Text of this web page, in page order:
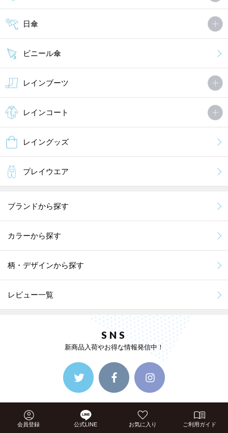
日傘
ビニール傘
レインブーツ
レインコート
レイングッズ
プレイウエア
ブランドから探す
カラーから探す
柄・デザインから探す
レビュー一覧
SNS
新商品入荷やお得な情報発信中！
会員登録 公式LINE お気に入り ご利用ガイド